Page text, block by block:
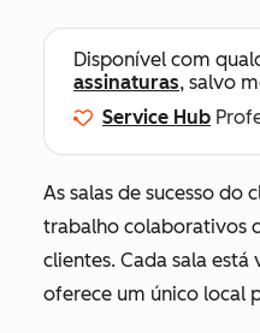
Disponível com
assinaturas, salvo
Service Hub
As salas de sucesso do
trabalho colaborativos
clientes. Cada sala está
oferece um único local